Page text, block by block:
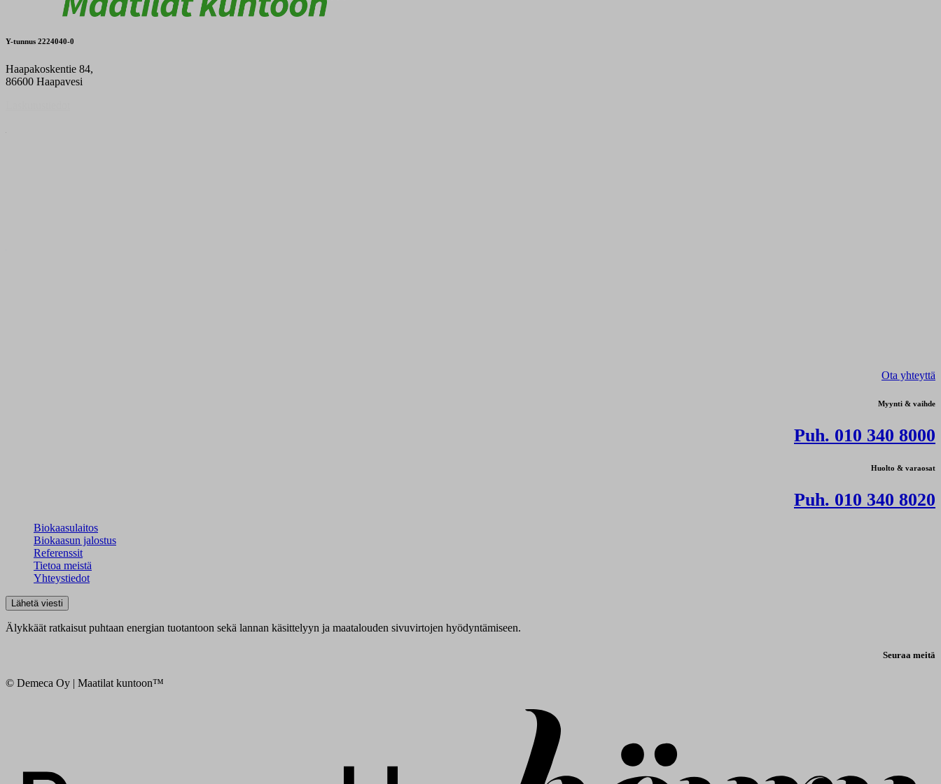
Y-tunnus 2224040-0
Haapakoskentie 84,
86600 Haapavesi
Ota yhteyttä
Myynti & vaihde
Puh. 010 340 8000
Huolto & varaosat
Puh. 010 340 8020
Biokaasulaitos
Biokaasun jalostus
Referenssit
Tietoa meistä
Yhteystiedot
Lähetä viesti
Älykkäät ratkaisut puhtaan energian tuotantoon sekä lannan käsittelyyn ja maatalouden sivuvirtojen hyödyntämiseen.
Seuraa meitä
© Demeca Oy | Maatilat kuntoon™